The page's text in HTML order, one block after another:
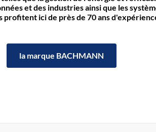
et des industries ainsi que les
profitent ici de près de 70 ans
la marque BACHMANN